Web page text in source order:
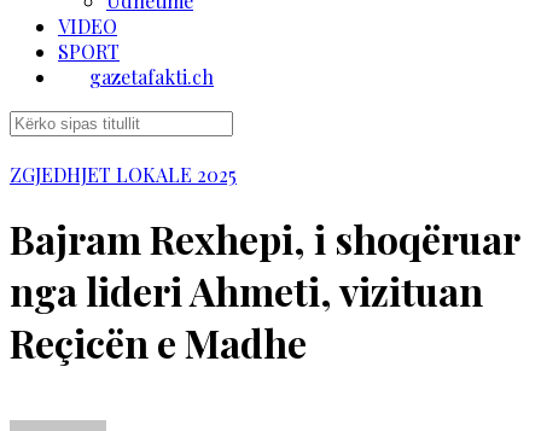
VIDEO
SPORT
gazetafakti.ch
ZGJEDHJET LOKALE 2025
Bajram Rexhepi, i shoqëruar
nga lideri Ahmeti, vizituan
Reçicën e Madhe